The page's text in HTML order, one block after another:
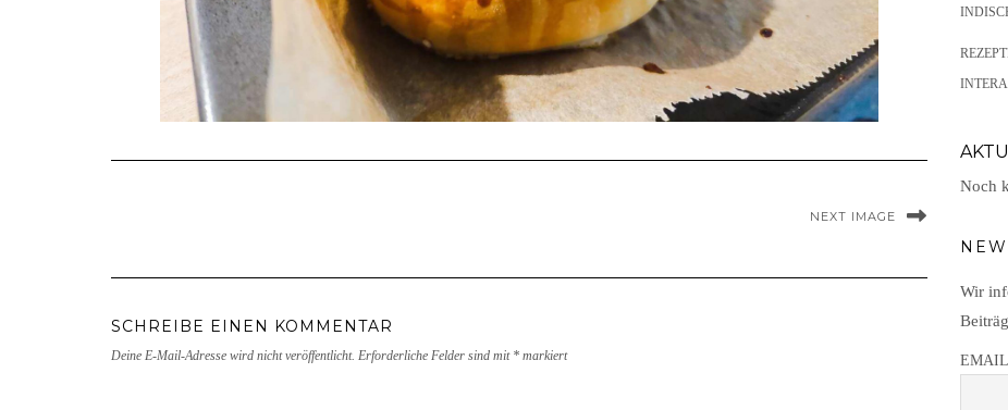
NEXT IMAGE
SCHREIBE EINEN KOMMENTAR
Deine E-Mail-Adresse wird nicht veröffentlicht. Erforderliche Felder sind mit * markiert
Noch
Wir
EMAIL